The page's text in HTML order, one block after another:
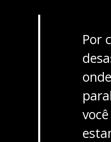
Por